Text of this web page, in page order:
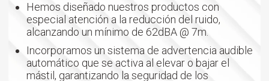
Hemos diseñado nuestros productos con
especial atención a la reducción del ruido,
alcanzando un mínimo de 62dBA @ 7m.
Incorporamos un sistema de advertencia audible
automático que se activa al elevar o bajar el
mástil, garantizando la seguridad de los